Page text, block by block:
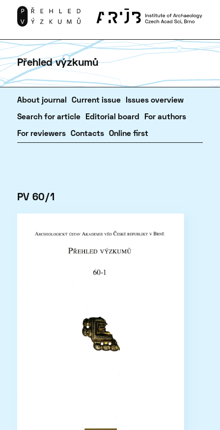
Přehled výzkumů
About journal Current issue Issues overview
Search for article Editorial board For authors
For reviewers Contacts Online first
PV 60/1